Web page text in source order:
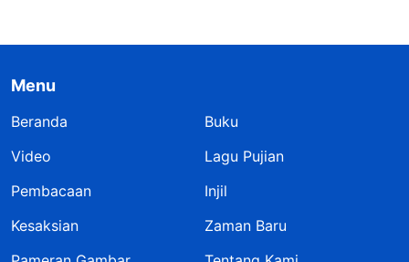
Menu
Beranda
Buku
Video
Lagu Pujian
Pembacaan
Injil
Kesaksian
Zaman Baru